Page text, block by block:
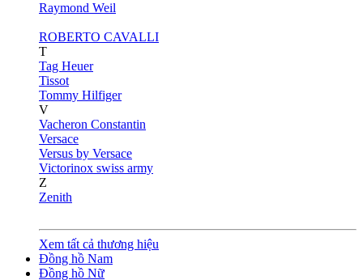
Raymond Weil
ROBERTO CAVALLI
T
Tag Heuer
Tissot
Tommy Hilfiger
V
Vacheron Constantin
Versace
Versus by Versace
Victorinox swiss army
Z
Zenith
Xem tất cả thương hiệu
Đồng hồ Nam
Đồng hồ Nữ